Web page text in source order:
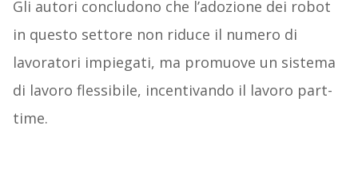
Gli autori concludono che l’adozione dei robot
in questo settore non riduce il numero di
lavoratori impiegati, ma promuove un sistema
di lavoro flessibile, incentivando il lavoro part-
time.